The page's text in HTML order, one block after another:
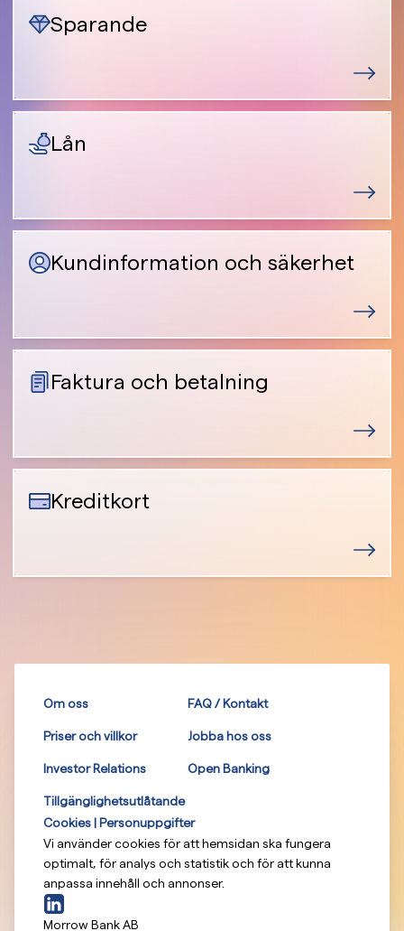
Sparande
Lån
Kundinformation och säkerhet
Faktura och betalning
Kreditkort
Om oss FAQ / Kontakt
Priser och villkor Jobba hos oss
Investor Relations Open Banking
Tillgänglighetsutlåtande
Cookies | Personuppgifter
Vi använder cookies för att hemsidan ska fungera
optimalt, för analys och statistik och för att kunna
anpassa innehåll och annonser.
Morrow Bank AB